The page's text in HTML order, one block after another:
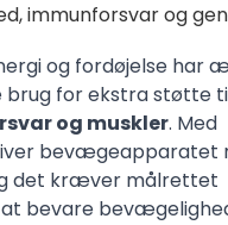
immunforsvar og
og fordøjelse har
brug for ekstra støtte
og muskler. Med
bevægeapparatet
det kræver målrettet
bevare